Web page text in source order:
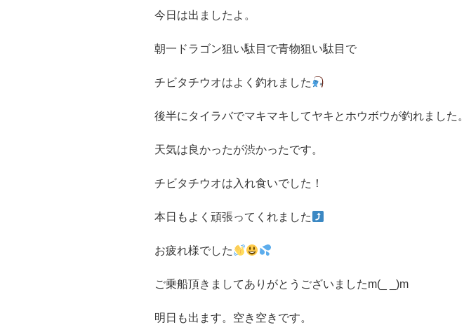
今日は出ましたよ。
朝一ドラゴン狙い駄目で青物狙い駄目で
チビタチウオはよく釣れました
後半にタイラバでマキマキしてヤキとホウボウが釣れました。
天気は良かったが渋かったです。
チビタチウオは入れ食いでした！
本日もよく頑張ってくれました
お疲れ様でした
ご乗船頂きましてありがとうございましたm(_ _)m
明日も出ます。空き空きです。